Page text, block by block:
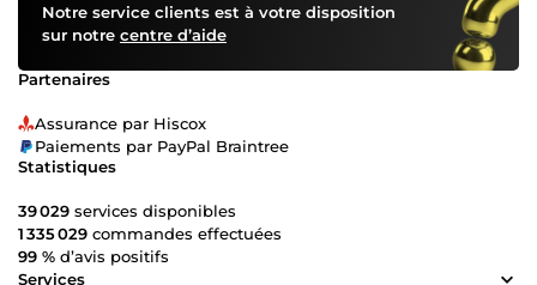
Notre service clients est à votre disposition
sur notre centre d’aide
Partenaires
Assurance par Hiscox
Paiements par PayPal Braintree
Statistiques
39 029 services disponibles
1 335 029 commandes effectuées
99 % d’avis positifs
Services